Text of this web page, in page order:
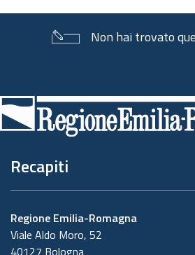
Non hai trovato
di
pagina
Recapiti
Regione Emilia-Romagna
Viale Aldo Moro, 52
40127 Bologna